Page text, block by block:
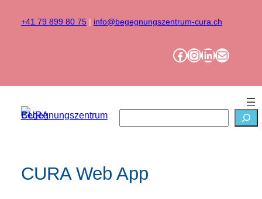
Inhalt+41 79 899 80 75| info@begegnungszentrum-cura.ch
Facebook InstagramLinkedIn Mail
CURA Web App